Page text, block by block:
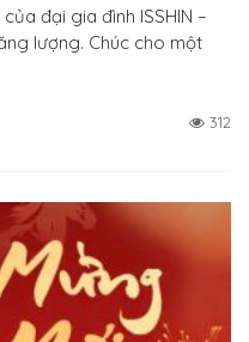
đại gia đình ISSHIN –
lượng. Chúc cho một
312